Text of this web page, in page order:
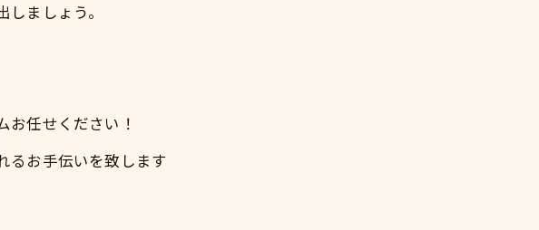
ましょう。
お任せください！
るお手伝いを致します